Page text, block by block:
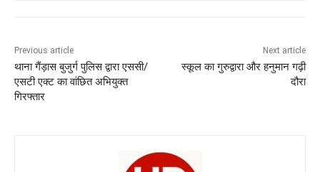
o
o
k
p
p
n
m
Previous article
थाना गैंड़ास बुजुर्ग पुलिस द्वारा एससी/
एसटी एक्ट का वांछित अभियुक्त
गिरफ्तार
Next article
स्कूल का गुरुद्वारा और हनुमान गढ़ी
दौरा